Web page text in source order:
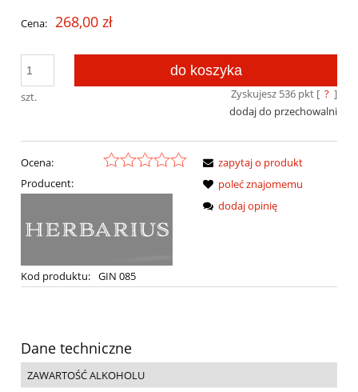
Cena: 268,00 zł
szt.
do koszyka
Zyskujesz 536pkt [ ? ]
dodaj do przechowalni
Ocena:
Producent:
Kod produktu: GIN 085
zapytaj o produkt
poleć znajomemu
dodaj opinię
Dane techniczne
ZAWARTOŚĆ ALKOHOLU